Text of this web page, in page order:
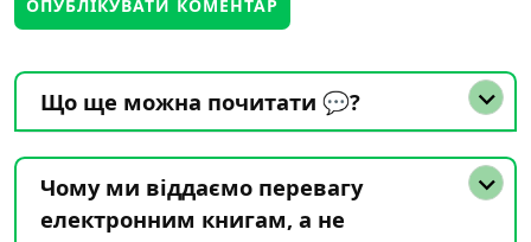
Що ще можна почитати 💬?
Чому ми віддаємо перевагу
електронним книгам, а не